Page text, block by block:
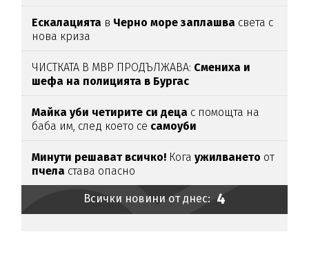
Ескалацията в Черно море заплашва света с
нова криза
ЧИСТКАТА В МВР ПРОДЪЛЖАВА: Смениха и
шефа на полицията в Бургас
Майка уби четирите си деца с помощта на
баба им, след което се самоуби
Минути решават всичко! Когаужилването от
пчела става опасно
Всички новини от днес: 4